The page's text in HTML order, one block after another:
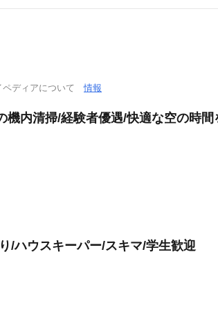
ペディアについて情報
機内清掃/経験者優遇/快適な空の時
/ハウスキーパー/スキマ/学生歓迎